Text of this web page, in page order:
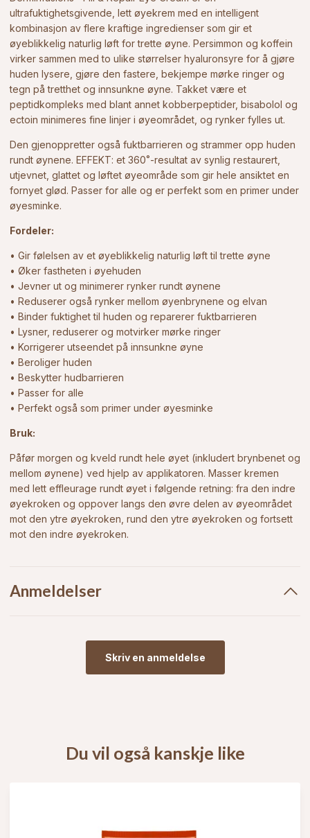
ultrafuktighetsgivende, lett øyekrem med en intelligent
kombinasjon av flere kraftige ingredienser som gir et
øyeblikkelig naturlig løft for trette øyne. Persimmon og koffein
virker sammen med to ulike størrelser hyaluronsyre for å gjøre
huden lysere, gjøre den fastere, bekjempe mørke ringer og
tegn på tretthet og innsunkne øyne. Takket være et
peptidkompleks med blant annet kobberpeptider, bisabolol og
ectoin minimeres fine linjer i øyeområdet, og rynker fylles ut.
Den gjenoppretter også fuktbarrieren og strammer opp huden
rundt øynene. EFFEKT: et 360˚-resultat av synlig restaurert,
utjevnet, glattet og løftet øyeområde som gir hele ansiktet en
fornyet glød. Passer for alle og er perfekt som en primer under
øyesminke.
Fordeler:
• Gir følelsen av et øyeblikkelig naturlig løft til trette øyne
• Øker fastheten i øyehuden
• Jevner ut og minimerer rynker rundt øynene
• Reduserer også rynker mellom øyenbrynene og elvan
• Binder fuktighet til huden og reparerer fuktbarrieren
• Lysner, reduserer og motvirker mørke ringer
• Korrigerer utseendet på innsunkne øyne
• Beroliger huden
• Beskytter hudbarrieren
• Passer for alle
• Perfekt også som primer under øyesminke
Bruk:
Påfør morgen og kveld rundt hele øyet (inkludert brynbenet og
mellom øynene) ved hjelp av applikatoren. Masser kremen
med lett effleurage rundt øyet i følgende retning: fra den indre
øyekroken og oppover langs den øvre delen av øyeområdet
mot den ytre øyekroken, rund den ytre øyekroken og fortsett
mot den indre øyekroken.
Anmeldelser
Skriv en anmeldelse
Du vil også kanskje like